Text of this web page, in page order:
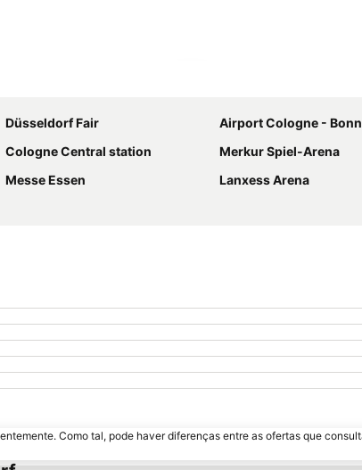
Düsseldorf Fair
Airport Cologne - Bonn
Cologne Central station
Merkur Spiel-Arena
Messe Essen
Lanxess Arena
Como tal, pode haver diferenças entre as ofertas que